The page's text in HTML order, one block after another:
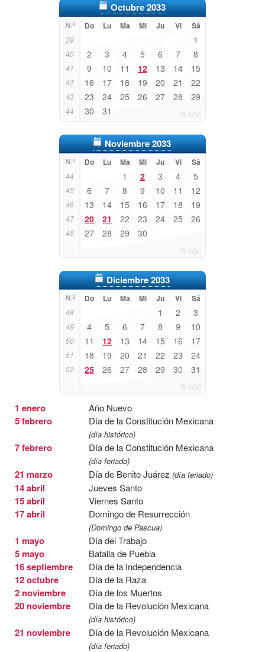
Octubre 2033
N.º Do Lu Ma Mi Ju Vi Sá
39 1
40 2 3 4 5 6 7 8
41 9 10 11 12 13 14 15
42 16 17 18 19 20 21 22
43 23 24 25 26 27 28 29
44 30 31
Noviembre 2033
N.º Do Lu Ma Mi Ju Vi Sá
44 1 2 3 4 5
45 6 7 8 9 10 11 12
46 13 14 15 16 17 18 19
47 20 21 22 23 24 25 26
48 27 28 29 30
Diciembre 2033
N.º Do Lu Ma Mi Ju Vi Sá
48 1 2 3
49 4 5 6 7 8 9 10
50 11 12 13 14 15 16 17
51 18 19 20 21 22 23 24
52 25 26 27 28 29 30 31
1 enero Año Nuevo
5 febrero Día de la Constitución Mexicana
(día histórico)
7 febrero Día de la Constitución Mexicana
(día feriado)
21 marzo Día de Benito Juárez (día feriado)
14 abril Jueves Santo
15 abril Viernes Santo
17 abril Domingo de Resurrección
(Domingo de Pascua)
1 mayo Día del Trabajo
5 mayo Batalla de Puebla
16 septiembre Día de la Independencia
12 octubre Día de la Raza
2 noviembre Día de los Muertos
20 noviembre Día de la Revolución Mexicana
(día histórico)
21 noviembre Día de la Revolución Mexicana
(día feriado)